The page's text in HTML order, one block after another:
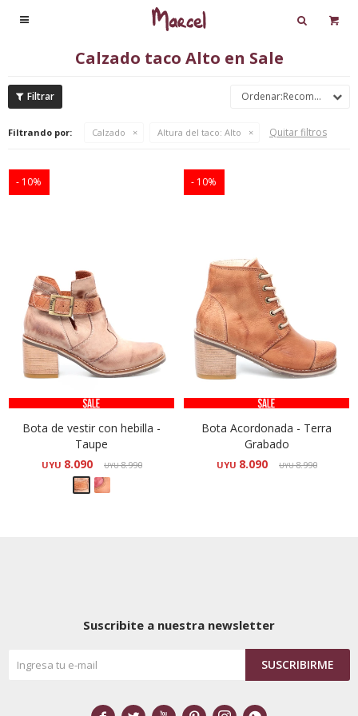

Calzado taco Alto en Sale
Recomendados
Filtrando por: Calzado Altura del taco: Alto Quitar filtros
10
Bota de vestir con hebilla -
Taupe
UYU 8.090 UYU8.990
10
Bota Acordonada - Terra
Grabado
UYU 8.090 UYU8.990
Suscribite a nuestra newsletter
SUSCRIBIRME